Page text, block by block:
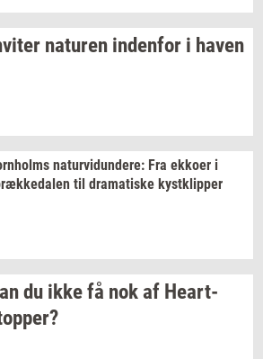
na­tu­ren in­den­for i haven
na­tur­vi­dun­de­re: Fra ek­ko­er i
til dra­ma­ti­ske kyst­klip­per
du ikke få nok af Heart­